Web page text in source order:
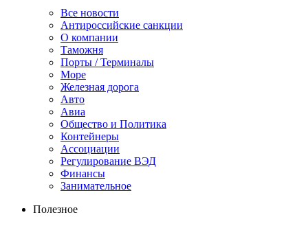
Все новости
Антироссийские санкции
О компании
Таможня
Порты / Терминалы
Море
Железная дорога
Авто
Авиа
Общество и Политика
Контейнеры
Ассоциации
Регулирование ВЭД
Финансы
Занимательное
Полезное